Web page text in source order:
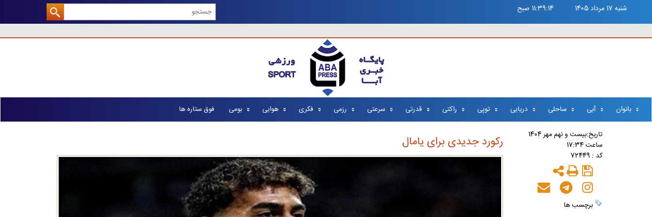
شنبه 17 مرداد 1405 11:39:15 صبح
بانوان آبی ساحلی دریایی توپی راکتی قدرتی سرعتی رزمی فکری هوایی بومی فوق ستاره ها
تاريخ:بيست و نهم مهر 1404
ساعت 17:34
کد : 72449
برچسب ها
رکورد جدیدی برای یامال